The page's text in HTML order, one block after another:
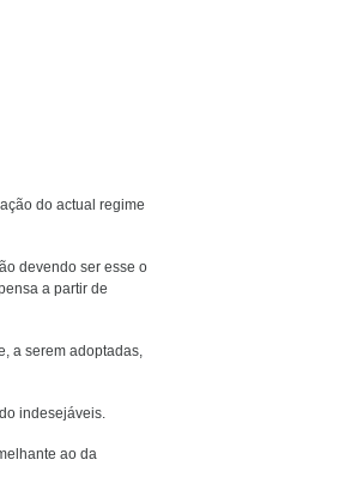
do actual regime
devendo ser esse o
a partir de
a serem adoptadas,
indesejáveis.
ao da